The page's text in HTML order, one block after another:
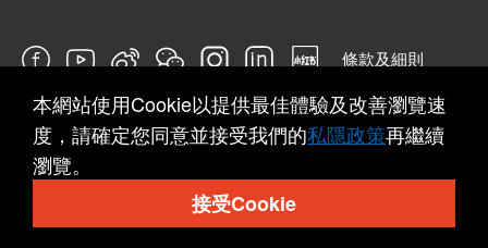
條款及細則
問卷
© 2026 Hong Kong Repertory Theatre All rights reserved.
本網站使用Cookie以提供最佳體驗及改善瀏覽速
度，請確定您同意並接受我們的私隱政策再繼續
瀏覽。
接受Cookie